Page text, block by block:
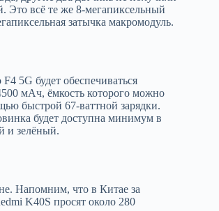
Это всё те же 8-мегапиксельный
затычка макромодуль.
5G будет обеспечиваться
мАч, ёмкость которого можно
быстрой 67-ваттной зарядки.
будет доступна минимум в
и зелёный.
Напомним, что в Китае за
K40S просят около 280